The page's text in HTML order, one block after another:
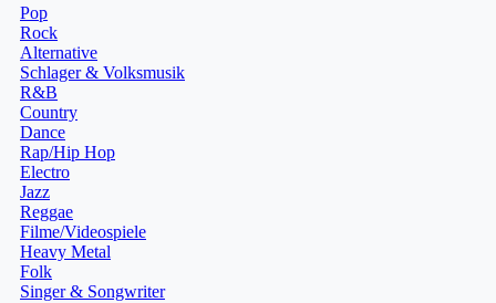
Pop
Rock
Alternative
Schlager & Volksmusik
R&B
Country
Dance
Rap/Hip Hop
Electro
Jazz
Reggae
Filme/Videospiele
Heavy Metal
Folk
Singer & Songwriter